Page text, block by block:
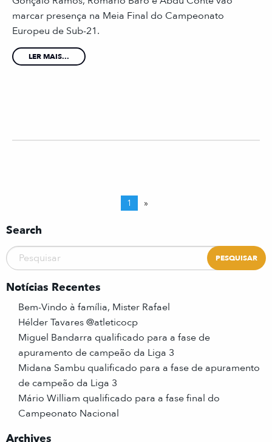
marcar presença na Meia Final do Campeonato
Europeu de Sub-21.
LER MAIS...
1 »
Search
Notícias Recentes
Bem-Vindo à família, Mister Rafael
Hélder Tavares @atleticocp
Miguel Bandarra qualificado para a fase de
apuramento de campeão da Liga 3
Midana Sambu qualificado para a fase de apuramento
de campeão da Liga 3
Mário William qualificado para a fase final do
Campeonato Nacional
Archives